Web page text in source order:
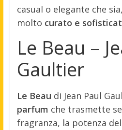
casual o elegante che
molto curato e
Le Beau –
Gaultier
Le Beau di Jean Paul
parfum che trasmette
fragranza, la potenza